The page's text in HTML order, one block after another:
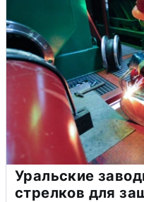
Уральские
стрелков для